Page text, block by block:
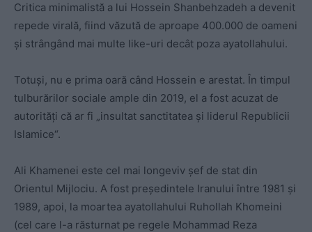
Critica minimalistă a lui Hossein Shanbehzadeh a devenit
repede virală, fiind văzută de aproape 400.000 de oameni
și strângând mai multe like-uri decât poza ayatollahului.
Totuși, nu e prima oară când Hossein e arestat. În timpul
tulburărilor sociale ample din 2019, el a fost acuzat de
autorități că ar fi „insultat sanctitatea și liderul Republicii
Islamice“.
Ali Khamenei este cel mai longeviv șef de stat din
Orientul Mijlociu. A fost președintele Iranului între 1981 și
1989, apoi, la moartea ayatollahului Ruhollah Khomeini
(cel care l-a răsturnat pe regele Mohammad Reza